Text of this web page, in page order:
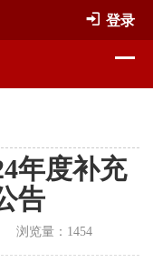
登录
年度补充
告
浏览量： 1454